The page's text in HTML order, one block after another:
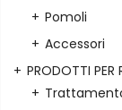
Pomoli
Accessori
PRODOTTI PER